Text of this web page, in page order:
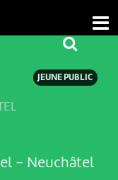
JEUNE PUBLIC
- Neuchâtel